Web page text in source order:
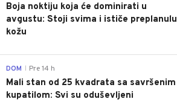
Boja noktiju koja će dominirati u
avgustu: Stoji svima i ističe preplanulu
kožu
DOM Pre 14 h
Mali stan od 25 kvadrata sa savršenim
kupatilom: Svi su oduševljeni